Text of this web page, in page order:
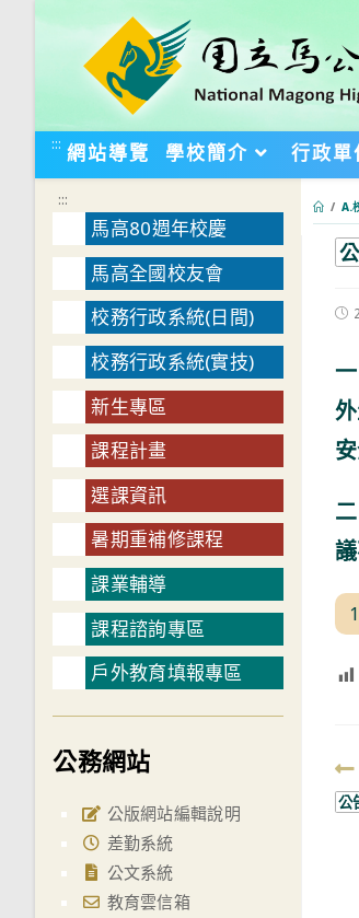
::: 網站導覽 學校簡介 行政
/ A.
公
:::
馬高80週年校慶
馬高全國校友會
校務行政系統(日間)
校務行政系統(實技)
新生專區
課程計畫
選課資訊
暑期重補修課程
課業輔導
課程諮詢專區
戶外教育填報專區
公務網站
公版網站編輯說明
差勤系統
公文系統
教育雲信箱